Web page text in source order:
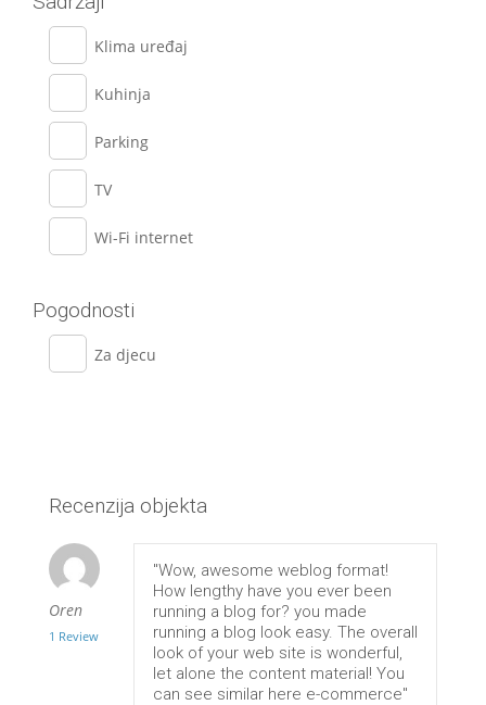
Klima uređaj
Kuhinja
Parking
TV
Wi-Fi internet
Pogodnosti
Za djecu
Recenzija objekta
Oren
1 Review
"Wow, awesome weblog format!
How lengthy have you ever been
running a blog for? you made
running a blog look easy. The overall
look of your web site is wonderful,
let alone the content material! You
can see similar here e-commerce"